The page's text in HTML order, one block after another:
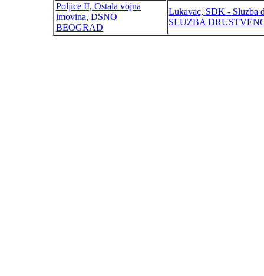
Poljice II, Ostala vojna
imovina, DSNO
BEOGRAD
Lukavac, SDK - Sluzba
SLUZBA